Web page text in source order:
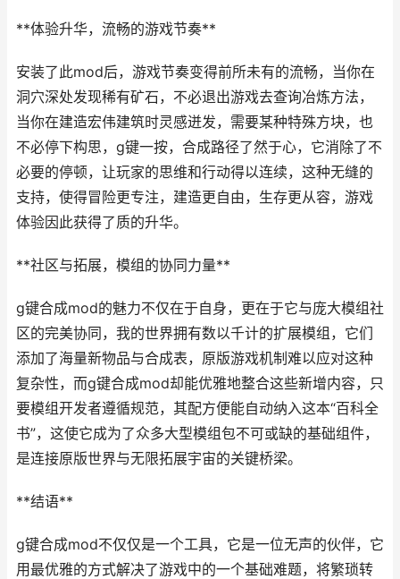
**体验升华，流畅的游戏节奏**
安装了此mod后，游戏节奏变得前所未有的流畅，当你在
洞穴深处发现稀有矿石，不必退出游戏去查询冶炼方法，
当你在建造宏伟建筑时灵感迸发，需要某种特殊方块，也
不必停下构思，g键一按，合成路径了然于心，它消除了不
必要的停顿，让玩家的思维和行动得以连续，这种无缝的
支持，使得冒险更专注，建造更自由，生存更从容，游戏
体验因此获得了质的升华。
**社区与拓展，模组的协同力量**
g键合成mod的魅力不仅在于自身，更在于它与庞大模组社
区的完美协同，我的世界拥有数以千计的扩展模组，它们
添加了海量新物品与合成表，原版游戏机制难以应对这种
复杂性，而g键合成mod却能优雅地整合这些新增内容，只
要模组开发者遵循规范，其配方便能自动纳入这本“百科全
书”，这使它成为了众多大型模组包不可或缺的基础组件，
是连接原版世界与无限拓展宇宙的关键桥梁。
**结语**
g键合成mod不仅仅是一个工具，它是一位无声的伙伴，它
用最优雅的方式解决了游戏中的一个基础难题，将繁琐转